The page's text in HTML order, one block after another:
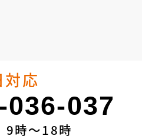
対応
036-037
9時～18時